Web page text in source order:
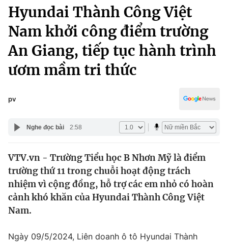
Chuyên mục
Chính trị
Xã hội
Tin tức
Thế giới đó đây
Câu chuyện quốc tế
Kinh tế
Tài chính
Thị trường
Góc doanh nghiệp
Dữ liệu và đời sống
Truyền hình
Kinh tế
Thể thao
Truyền hình
Văn hóa - Giải trí
Đời sống
Hyundai Thành Công Việt
Nam khởi công điểm trường
An Giang, tiếp tục hành trình
ươm mầm tri thức
pv
Nghe đọc bài 2:58
VTV.vn - Trường Tiểu học B Nhơn Mỹ là điểm
trường thứ 11 trong chuỗi hoạt động trách
nhiệm vì cộng đồng, hỗ trợ các em nhỏ có hoàn
cảnh khó khăn của Hyundai Thành Công Việt
Nam.
Ngày 09/5/2024, Liên doanh ô tô Hyundai Thành